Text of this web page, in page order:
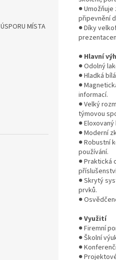
MÍSTA
●
připevnění
● Díky
● Hlavní
● Odolný
● Hladká
●
informací.
● Velký
týmovou
●
● Moderní
● Robustní
používání.
● Praktická
● Skrytý
prvků.
●
●Využití
● Firemní
● Školní
●
●